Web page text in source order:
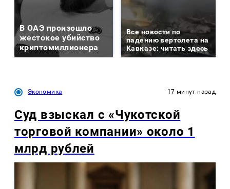
В ОАЭ произошло
жестокое убийство
криптомиллионера
Все новости по
падению вертолета на
Кавказе: читать здесь
Экономика 17 минут назад
Суд взыскал с «Чукотской
торговой компании» около 1
млрд рублей